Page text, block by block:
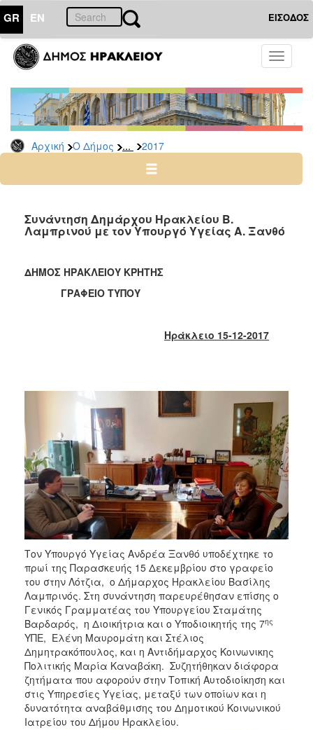
GR EN ΕΙΣΟΔΟΣ
Toggle
Αρχική Ο Δήμος ... 2017
ΔΗΜΟΣ
Δελτία
Τύπου
Αρχείο
2026
2024
2022
2020
2019
2011
2010
2006
ΤΟΠΟΣ
ΠΟΛΙΤΙΣΜΟΣ
ΑΝΘΕΚΤΙΚΗ
ΠΟΛΗ
Συνάντηση Δημάρχου Ηρακλείου Β.
Λαμπρινού με τον Υπουργό Υγείας Α. Ξανθό
ΔΗΜΟΣ ΗΡΑΚΛΕΙΟΥ ΚΡΗΤΗΣ
ΓΡΑΦΕΙΟ ΤΥΠΟΥ
Ηράκλειο 15-12-2017
Τον Υπουργό Υγείας Ανδρέα Ξανθό υποδέχτηκε το
πρωί της Παρασκευής 15 Δεκεμβρίου στο γραφείο
του στην Λότζια, ο Δήμαρχος Ηρακλείου Βασίλης
Λαμπρινός. Στη συνάντηση παρευρέθησαν επίσης ο
Γενικός Γραμματέας του Υπουργείου Σταμάτης
Βαρδαρός, η Διοικήτρια και ο Υποδιοικητής της 7ης
ΥΠΕ, Ελένη Μαυρομάτη και Στέλιος
Δημητρακόπουλος, και η Αντιδήμαρχος Κοινωνικης
Πολιτικής Μαρία Καναβάκη. Συζητήθηκαν διάφορα
ζητήματα που αφορούν στην Τοπική Αυτοδιοίκηση και
στις Υπηρεσίες Υγείας, μεταξύ των οποίων και η
δυνατότητα αναβάθμισης του Δημοτικού Κοινωνικού
Ιατρείου του Δήμου Ηρακλείου.